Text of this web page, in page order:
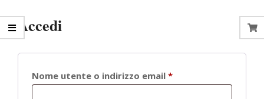
Accedi
Nome utente o indirizzo email *Richiesto